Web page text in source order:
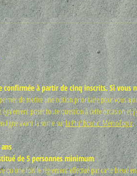
confirmée à partir de cinq inscrits. Si
de mettre une option prioritaire pour vous
également poser toute question à cette occasion
ligne avant la sortie sur la Ptit' boutic' MémoTopic.
de 5 personnes minimum
qu'une fois le règlement effectué par carte bleue